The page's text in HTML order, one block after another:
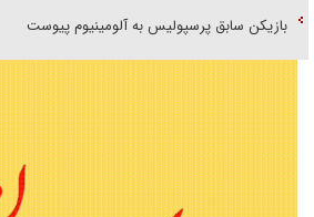
بازیکن سابق پرسپولیس به آلومینیوم پیوست